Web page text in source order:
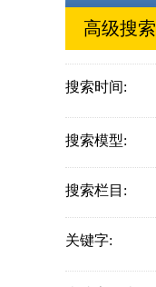
高级搜索
搜索时间:
搜索模型:
搜索栏目:
关键字: